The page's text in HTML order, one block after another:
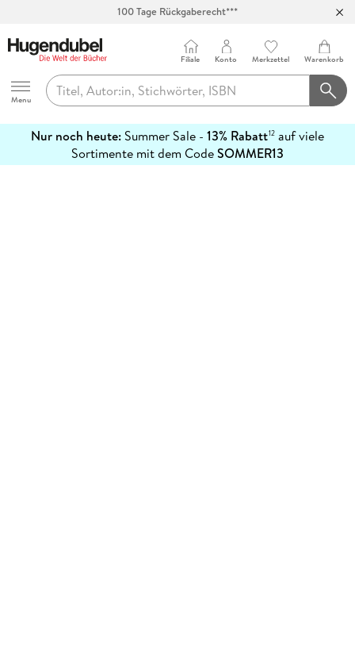
100 Tage Rückgaberecht***
Hugendubel
Menu
Filiale Konto Merkzettel Warenkorb
Nur noch heute: Summer Sale - 13% Rabatt12 auf viele
Sortimente mit dem CodeSOMMER13
erfahren